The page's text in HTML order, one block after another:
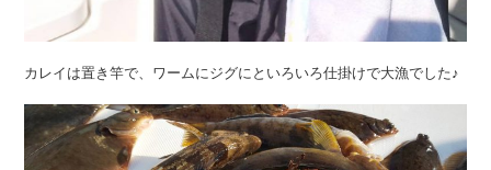
カレイは置き竿で、ワームにジグにといろいろ仕掛けで大漁でした♪